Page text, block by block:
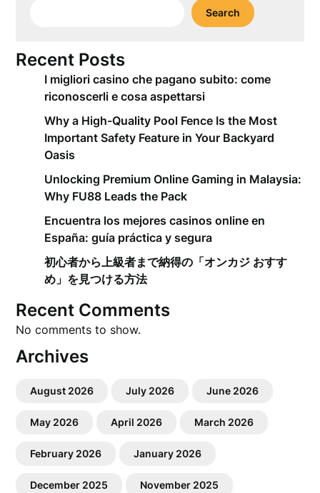
Search
Recent Posts
I migliori casino che pagano subito: come
riconoscerli e cosa aspettarsi
Why a High-Quality Pool Fence Is the Most
Important Safety Feature in Your Backyard
Oasis
Unlocking Premium Online Gaming in Malaysia:
Why FU88 Leads the Pack
Encuentra los mejores casinos online en
España: guía práctica y segura
初心者から上級者まで納得の「オンカジ おすす
め」を見つける方法
Recent Comments
No comments to show.
Archives
August 2026 July 2026 June 2026
May 2026 April 2026 March 2026
February 2026 January 2026
December 2025 November 2025